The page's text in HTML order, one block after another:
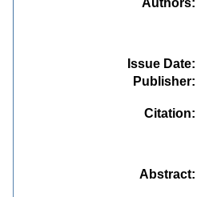
Issue Date:
Publisher:
Citation:
Abstract: